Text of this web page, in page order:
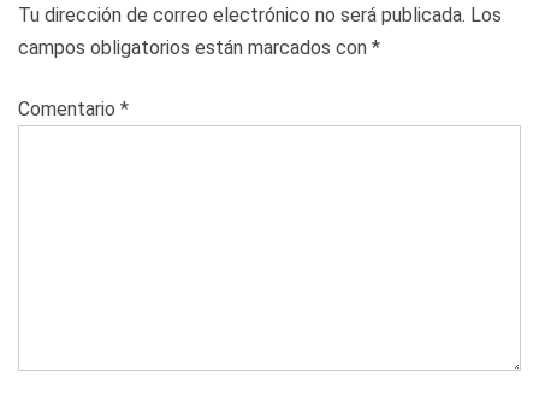
Tu dirección de correo electrónico no será publicada. Los
campos obligatorios están marcados con *
Comentario *